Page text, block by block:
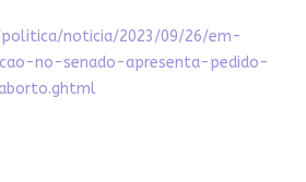
noticia/2023/09/26/em-
no-senado-apresenta-pedido-